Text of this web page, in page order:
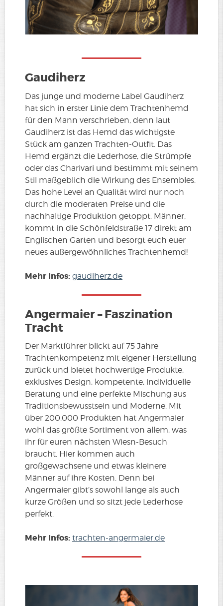
Gaudiherz
Das junge und moderne Label Gaudiherz
hat sich in erster Linie dem Trachtenhemd
für den Mann verschrieben, denn laut
Gaudiherz ist das Hemd das wichtigste
Stück am ganzen Trachten-Outfit. Das
Hemd ergänzt die Lederhose, die Strümpfe
oder das Charivari und bestimmt mit seinem
Stil maßgeblich die Wirkung des Ensembles.
Das hohe Level an Qualität wird nur noch
durch die moderaten Preise und die
nachhaltige Produktion getoppt. Männer,
kommt in die Schönfeldstraße 17 direkt am
Englischen Garten und besorgt euch euer
neues außergewöhnliches Trachtenhemd!
Mehr Infos: gaudiherz.de
Angermaier – Faszination
Tracht
Der Marktführer blickt auf 75 Jahre
Trachtenkompetenz mit eigener Herstellung
zurück und bietet hochwertige Produkte,
exklusives Design, kompetente, individuelle
Beratung und eine perfekte Mischung aus
Traditionsbewusstsein und Moderne. Mit
über 200.000 Produkten hat Angermaier
wohl das größte Sortiment von allem, was
ihr für euren nächsten Wiesn-Besuch
braucht. Hier kommen auch
großgewachsene und etwas kleinere
Männer auf ihre Kosten. Denn bei
Angermaier gibt’s sowohl lange als auch
kurze Größen und so sitzt jede Lederhose
perfekt.
Mehr Infos: trachten-angermaier.de